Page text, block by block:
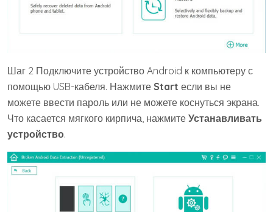
Шаг 2 Подключите устройство Android к компьютеру с
помощью USB-кабеля. Нажмите Start если вы не
можете ввести пароль или не можете коснуться экрана.
Что касается мягкого кирпича, нажмите Устанавливать
устройство.